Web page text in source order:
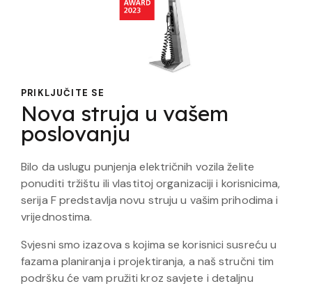
PRIKLJUČITE SE
Nova struja u vašem
poslovanju
Bilo da uslugu punjenja električnih vozila želite
ponuditi tržištu ili vlastitoj organizaciji i korisnicima,
serija F predstavlja novu struju u vašim prihodima i
vrijednostima.
Svjesni smo izazova s kojima se korisnici susreću u
fazama planiranja i projektiranja, a naš stručni tim
podršku će vam pružiti kroz savjete i detaljnu